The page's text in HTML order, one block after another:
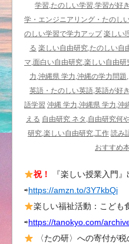
の
し
い
教
育
の
発
想
法、
子
ど
達
へ
の
葉
学習,たのしい学習,学習が好
学・エンジニアリング・たのし
のしい学習で学力アップ 楽しい
る 楽しい自由研究,たのしい自
マ,面白い自由研究,楽しい自由
力,沖縄県 学力,沖縄の学力問
英語・たのしい英語,英語が好
語学習 沖縄 学力,沖縄県 学力,沖
える 自由研究 ネタ,自由研究何
研究,楽しい自由研究,工作 読み
おすすめ
祝！
『楽しい授業入門
⇨https://amzn.to/3Y7kbQi
楽しい福祉活動：こども
⇨https://tanokyo.com/
〈たの研〉への寄付が